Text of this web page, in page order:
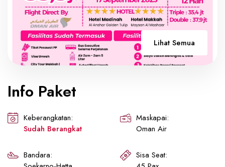
Lihat Semua
Info Paket
Keberangkatan:
Sudah Berangkat
Maskapai:
Oman Air
Bandara:
Sisa Seat: